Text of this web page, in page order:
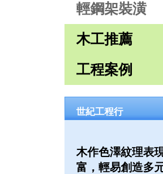
輕鋼架裝潢
木工推薦
工程案例
世紀工程行
木作色澤紋理表
富，輕易創造多